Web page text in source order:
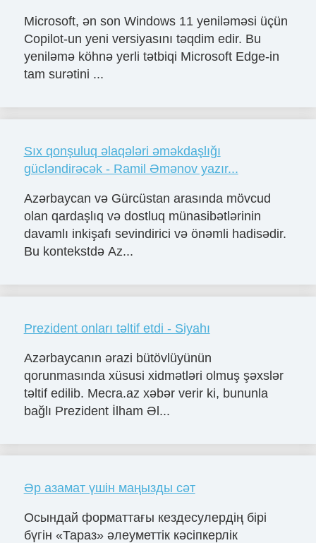
Microsoft, ən son Windows 11 yeniləməsi üçün
Copilot-un yeni versiyasını təqdim edir. Bu
yeniləmə köhnə yerli tətbiqi Microsoft Edge-in
tam surətini ...
Sıx qonşuluq əlaqələri əməkdaşlığı
gücləndirəcək - Ramil Əmənov yazır...
Azərbaycan və Gürcüstan arasında mövcud
olan qardaşlıq və dostluq münasibətlərinin
davamlı inkişafı sevindirici və önəmli hadisədir.
Bu kontekstdə Az...
Prezident onları təltif etdi - Siyahı
Azərbaycanın ərazi bütövlüyünün
qorunmasında xüsusi xidmətləri olmuş şəxslər
təltif edilib. Mecra.az xəbər verir ki, bununla
bağlı Prezident İlham Əl...
Әр азамат үшін маңызды сәт
Осындай форматтағы кездесулердің бірі
бүгін «Тараз» әлеуметтік кәсіпкерлік